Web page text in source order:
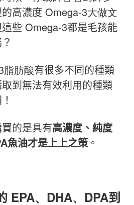
高濃度 Omega-3大做文
這些 Omega-3都是毛孩能
脂肪酸有很多不同的種類
到無法有效利用的種類
的是具有高濃度、純度
魚油才是上上之策。
EPA、DHA、DPA到